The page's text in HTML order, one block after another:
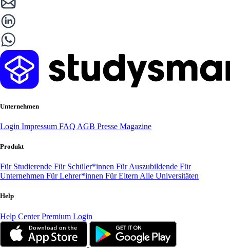
Unternehmen
Login Impressum FAQ AGB Presse Magazine
Produkt
Für Studierende Für Schüler*innen Für Auszubildende Für
Unternehmen Für Lehrer*innen Für Eltern Alle Universitäten
Help
Help CenterPremium Login